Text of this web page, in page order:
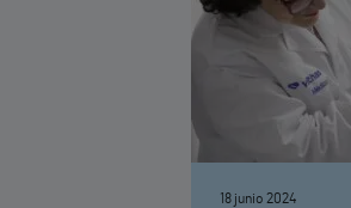
18 junio 2024